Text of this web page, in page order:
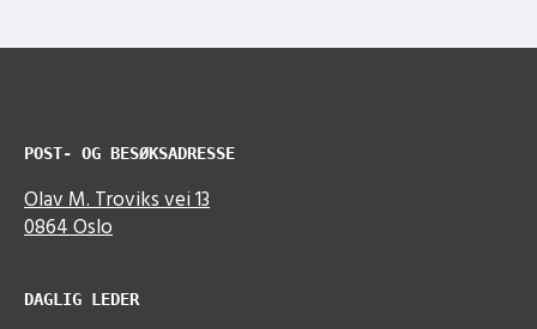
POST- OG BESØKSADRESSE
Olav M. Troviks vei 13
0864 Oslo
DAGLIG LEDER